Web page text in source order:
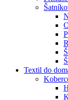
Textil do